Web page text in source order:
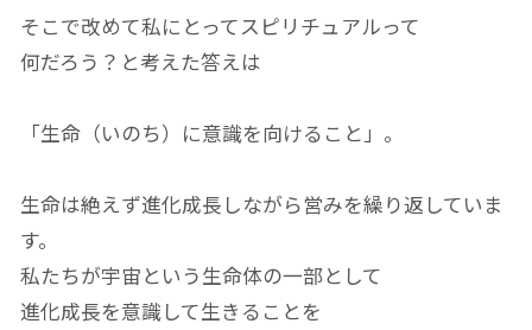
そこで改めて私にとってスピリチュアルって
何だろう？と考えた答えは
「生命（いのち）に意識を向けること」。
生命は絶えず進化成長しながら営みを繰り返していま
す。
私たちが宇宙という生命体の一部として
進化成長を意識して生きることを